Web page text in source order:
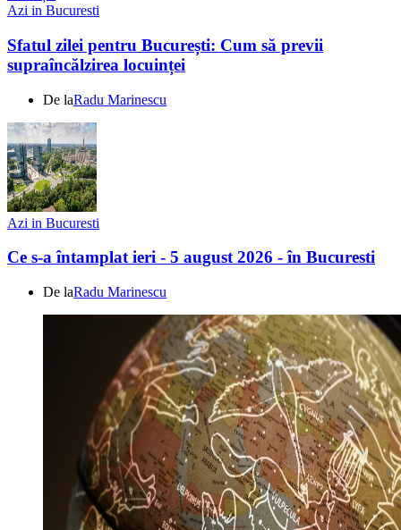
Azi in Bucuresti
Sfatul zilei pentru București: Cum să previi
supraîncălzirea locuinței
De laRadu Marinescu
Azi in Bucuresti
Ce s-a întamplat ieri - 5 august 2026 - în Bucuresti
De laRadu Marinescu